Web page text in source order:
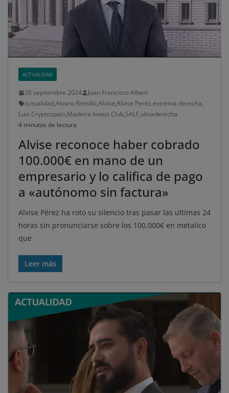
ACTUALIDAD
26 septiembre 2024
Juan Francisco Albert
actualidad,Alvaro Romillo,Alvise,Alvise Perez,extrema derecha,
Luis Cryptospain,Madeira Invest Club,SALF,ultraderecha
4 minutos de lectura
Alvise reconoce haber cobrado
100.000€ en mano de un
empresario y lo califica de pago
a «autónomo sin factura»
Alvise Pérez ha roto su silencio tras pasar las ultimas 24
horas sin pronunciarse sobre los 100.000€ en metalico
que
Leer más